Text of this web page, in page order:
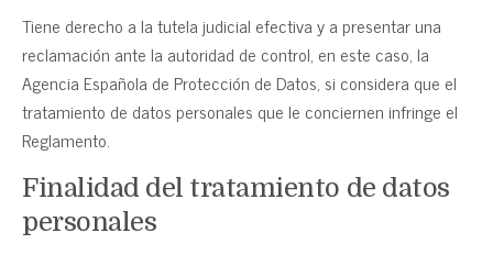
Tiene derecho a la tutela judicial efectiva y a presentar una
reclamación ante la autoridad de control, en este caso, la
Agencia Española de Protección de Datos, si considera que el
tratamiento de datos personales que le conciernen infringe el
Reglamento.
Finalidad del tratamiento de datos
personales